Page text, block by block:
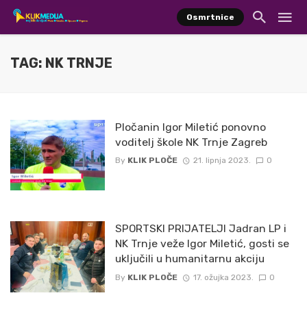
Osmrtnice
TAG: NK TRNJE
Pločanin Igor Miletić ponovno
voditelj škole NK Trnje Zagreb
By KLIK PLOČE 21. lipnja 2023. 0
SPORTSKI PRIJATELJI Jadran LP i
NK Trnje veže Igor Miletić, gosti se
uključili u humanitarnu akciju
By KLIK PLOČE 17. ožujka 2023. 0